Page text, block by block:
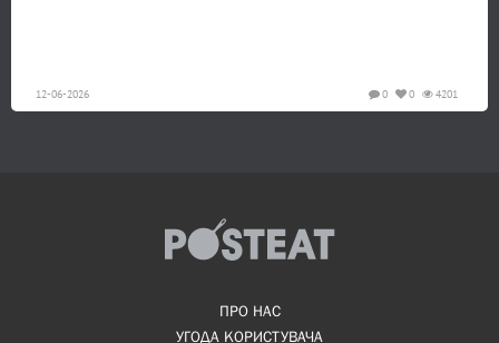
12-06-2026 4201
0
0
ПРО НАС
УГОДА КОРИСТУВАЧА